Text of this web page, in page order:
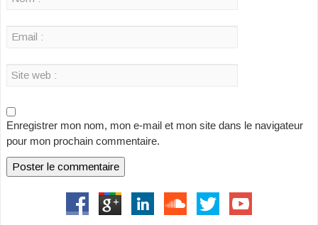
Enregistrer mon nom, mon e-mail et mon site dans le navigateur
pour mon prochain commentaire.